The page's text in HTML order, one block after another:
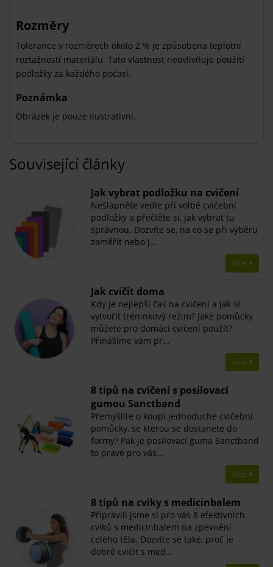
Rozměry
Tolerance v rozměrech okolo 2 % je způsobena teplotní
roztažností materiálu. Tato vlastnost neovlivňuje použití
podložky za každého počasí.
Poznámka
Obrázek je pouze ilustrativní.
Související články
Jak vybrat podložku na cvičení
Nešlápněte vedle při volbě cvičební
podložky a přečtěte si, jak vybrat tu
správnou. Dozvíte se, na co se při výběru
zaměřit nebo j…
Více
Jak cvičit doma
Kdy je nejlepší čas na cvičení a jak si
vytvořit tréninkový režim? Jaké pomůcky
můžete pro domácí cvičení použít?
Přinášíme vám pr…
Více
8 tipů na cvičení s posilovací
gumou Sanctband
Přemýšlíte o koupi jednoduché cvičební
pomůcky, se kterou se dostanete do
formy? Pak je posilovací guma Sanctband
to pravé pro vás…
Více
8 tipů na cviky s medicinbalem
Připravili jsme si pro vás 8 efektivních
cviků s medicinbalem na zpevnění
celého těla. Dozvíte se také, proč je
dobré cvičit s med…